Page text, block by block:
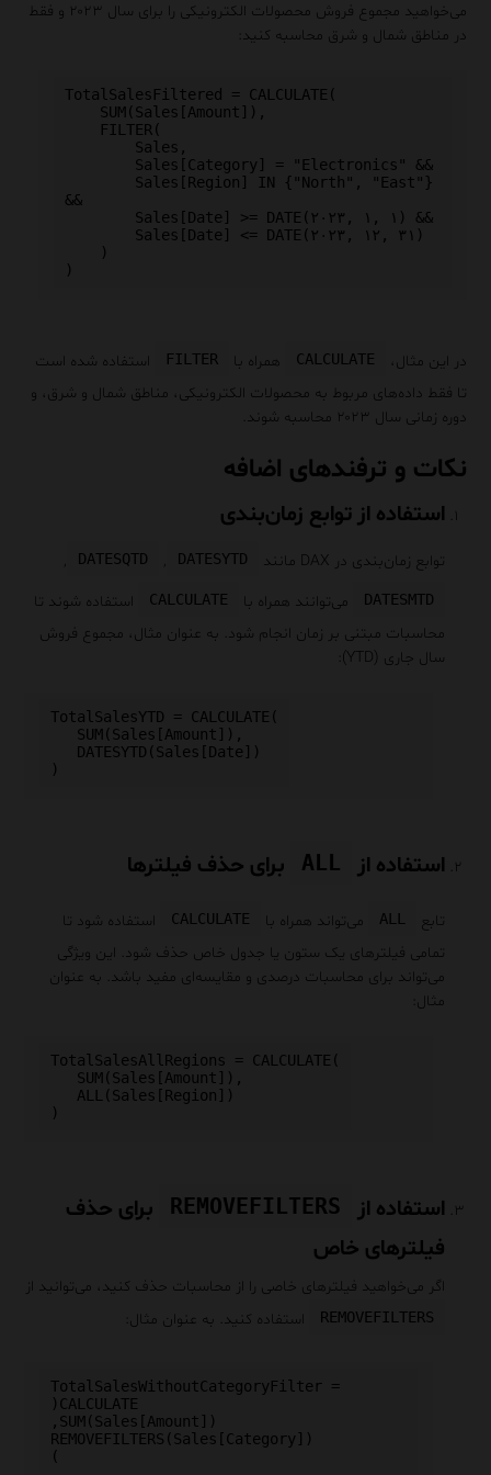
می‌خواهید مجموع فروش محصولات الکترونیکی را برای سال ۲۰۲۳ و فقط
در مناطق شمال و شرق محاسبه کنید:
TotalSalesFiltered = CALCULATE(
&&
در این مثال، CALCULATE همراه با FILTER
استفاده شده است
تا فقط داده‌های مربوط به محصولات الکترونیکی، مناطق شمال و شرق، و
دوره زمانی سال ۲۰۲۳ محاسبه شوند.
نکات و ترفندهای اضافه
استفاده از توابع زمان‌بندی
توابع زمان‌بندی در DAX مانند DATESYTD
,
DATESQTD
,
DATESMTD می‌توانند همراه با CALCULATE
استفاده شوند تا
محاسبات مبتنی بر زمان انجام شود. به عنوان مثال، مجموع فروش
سال جاری (YTD):
TotalSalesYTD = CALCULATE(
استفاده از ALL برای حذف فیلترها
تابع ALL می‌تواند همراه با CALCULATE
استفاده شود تا
تمامی فیلترهای یک ستون یا جدول خاص حذف شود. این ویژگی
می‌تواند برای محاسبات درصدی و مقایسه‌ای مفید باشد. به عنوان
مثال:
TotalSalesAllRegions = CALCULATE(
استفاده از REMOVEFILTERS
برای حذف
فیلترهای خاص
اگر می‌خواهید فیلترهای خاصی را از محاسبات حذف کنید، می‌توانید از
REMOVEFILTERS استفاده کنید. به عنوان مثال:
TotalSalesWithoutCategoryFilter =
)